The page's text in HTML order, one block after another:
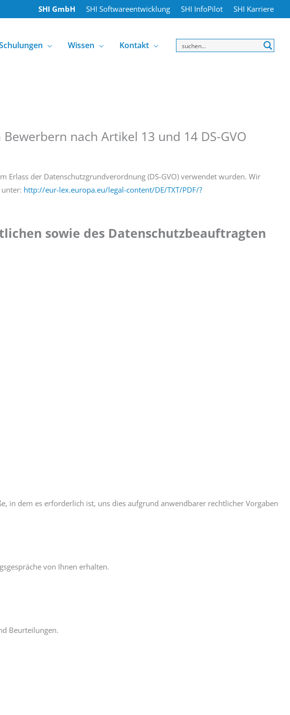
SHI GmbH SHI Softwareentwicklung SHI InfoPilot SHI Karriere
Wissen Kontakt
nach Artikel 13 und 14 DS-GVO
der Datenschutzgrundverordnung (DS-GVO) verwendet wurden. Wir
http://eur-lex.europa.eu/legal-content/DE/TXT/PDF/?
sowie des Datenschutzbeauftragten
in dem es erforderlich ist, uns dies aufgrund anwendbarer rechtlicher Vorgaben
von Ihnen erhalten.
Beurteilungen.